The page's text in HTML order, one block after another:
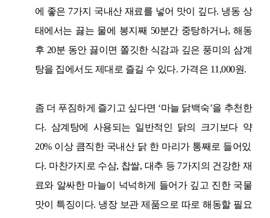
에 좋은 7가지 국내산 재료를 넣어 맛이 깊다. 냉동 상
태에서는 끓는 물에 봉지째 50분간 중탕하거나,해동
후 20분 동안 끓이면 쫄깃한 식감과 깊은 풍미의 삼계
탕을 집에서도 제대로 즐길 수 있다. 가격은 11,000원.
좀 더 푸짐하게 즐기고 싶다면 ‘마늘 닭백숙’을 추천한
다. 삼계탕에 사용되는 일반적인 닭의 크기보다 약
20% 이상 큼직한 국내산 닭 한 마리가 통째로 들어있
다. 마찬가지로 수삼, 찹쌀, 대추 등 7가지의 건강한 재
료와 알싸한 마늘이 넉넉하게 들어가 깊고 진한 국물
맛이 특징이다. 냉장 보관 제품으로 따로 해동할 필요